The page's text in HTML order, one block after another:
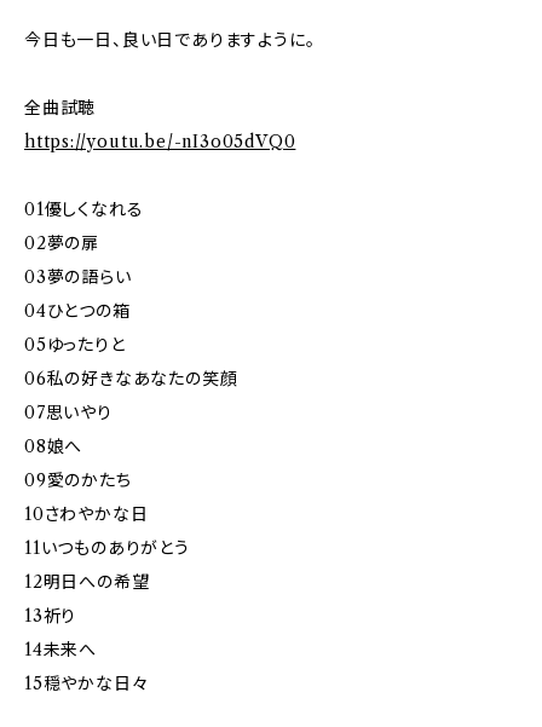
今日も一日、良い日でありますように。
全曲試聴
https://youtu.be/-nI3o05dVQ0
01優しくなれる
02夢の扉
03夢の語らい
04ひとつの箱
05ゆったりと
06私の好きなあなたの笑顔
07思いやり
08娘へ
09愛のかたち
10さわやかな日
11いつものありがとう
12明日への希望
13祈り
14未来へ
15穏やかな日々